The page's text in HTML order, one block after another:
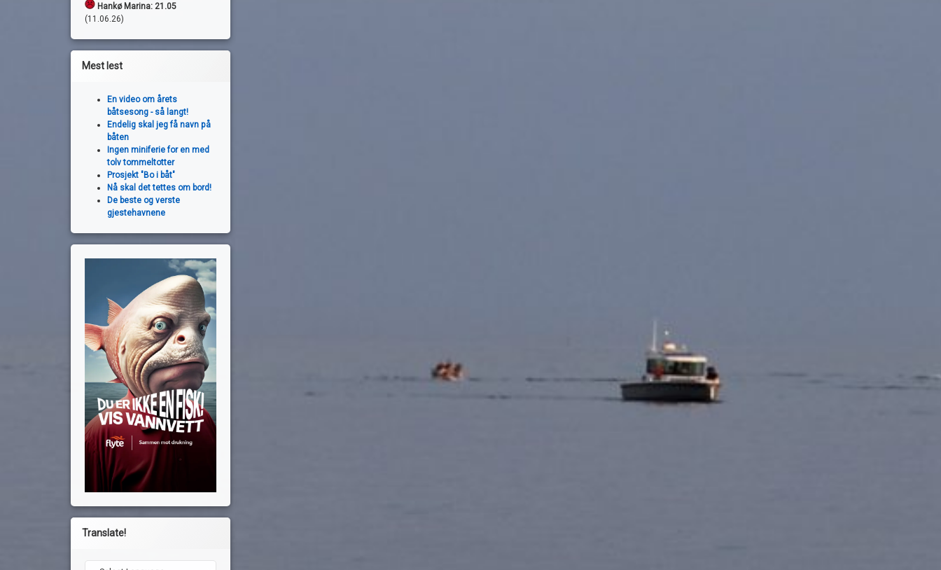
Hankø Marina: 21.05
(11.06.26)
Mest lest
En video om årets
båtsesong - så langt!
Endelig skal jeg få navn på
båten
Ingen miniferie for en med
tolv tommeltotter
Prosjekt "Bo i båt"
Nå skal det tettes om bord!
De beste og verste
gjestehavnene
Translate!